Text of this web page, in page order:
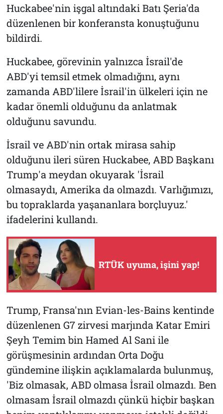
Huckabee'nin işgal altındaki Batı Şeria'da
düzenlenen bir konferansta konuştuğunu
bildirdi.
Huckabee, görevinin yalnızca İsrail'de
ABD'yi temsil etmek olmadığını, aynı
zamanda ABD'lilere İsrail'in ülkeleri için ne
kadar önemli olduğunu da anlatmak
olduğunu savundu.
İsrail ve ABD'nin ortak mirasa sahip
olduğunu ileri süren Huckabee, ABD Başkanı
Trump'a meydan okuyarak 'İsrail
olmasaydı, Amerika da olmazdı. Varlığımızı,
bu topraklarda yaşananlara borçluyuz.'
ifadelerini kullandı.
RTÜK uyuma, işini yap!
Trump, Fransa'nın Evian-les-Bains kentinde
düzenlenen G7 zirvesi marjında Katar Emiri
Şeyh Temim bin Hamed Al Sani ile
görüşmesinin ardından Orta Doğu
gündemine ilişkin açıklamalarda bulunmuş,
'Biz olmasak, ABD olmasa İsrail olmazdı. Ben
olmasam İsrail olmazdı çünkü hiçbir başkan